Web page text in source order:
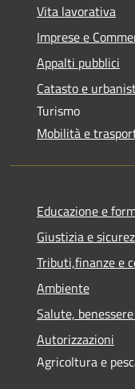
Vita lavorativa
Imprese e
Appalti pubblici
Catasto e
Turismo
Mobilità e
Educazione e
Giustizia e
Tributi,finanze e
Ambiente
Salute,
Autorizzazioni
Agricoltura e